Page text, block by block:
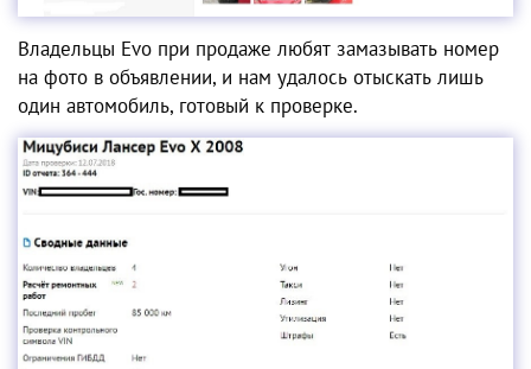
Владельцы Evo при продаже любят замазывать номер
на фото в объявлении, и нам удалось отыскать лишь
один автомобиль, готовый к проверке.